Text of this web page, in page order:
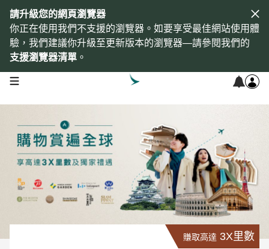
請升級您的網頁瀏覽器
你正在使用我們不支援的瀏覽器。如要享受最佳網站使用體
驗，我們建議你升級至更新版本的瀏覽器—請參閱我們的
支援瀏覽器清單 。
open navigation menu
賺取高達 3X里數